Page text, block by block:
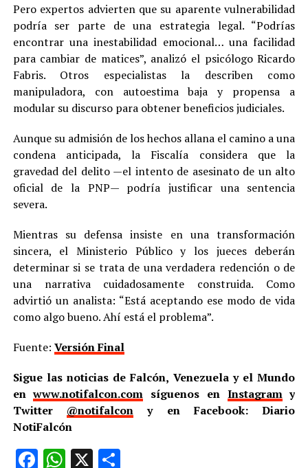
Pero expertos advierten que su aparente vulnerabilidad
podría ser parte de una estrategia legal. “Podrías
encontrar una inestabilidad emocional… una facilidad
para cambiar de matices”, analizó el psicólogo Ricardo
Fabris. Otros especialistas la describen como
manipuladora, con autoestima baja y propensa a
modular su discurso para obtener beneficios judiciales.
Aunque su admisión de los hechos allana el camino a una
condena anticipada, la Fiscalía considera que la
gravedad del delito —el intento de asesinato de un alto
oficial de la PNP— podría justificar una sentencia
severa.
Mientras su defensa insiste en una transformación
sincera, el Ministerio Público y los jueces deberán
determinar si se trata de una verdadera redención o de
una narrativa cuidadosamente construida. Como
advirtió un analista: “Está aceptando ese modo de vida
como algo bueno. Ahí está el problema”.
Fuente: Versión Final
Sigue las noticias de Falcón, Venezuela y el Mundo
enwww.notifalcon.com síguenos en Instagramy
Twitter @notifalcon y en Facebook: Diario
NotiFalcón
Facebook
WhatsApp
X Compartir